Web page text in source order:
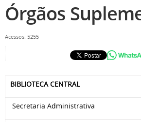
Órgãos
Acessos: 5255
BIBLIOTECA CENTRAL
Secretaria Administrativa